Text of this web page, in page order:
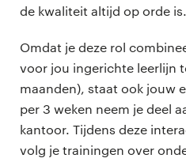
de kwaliteit altijd op orde is.
Omdat je deze rol
voor jou ingerichte leerlijn
maanden), staat ook jouw
per 3 weken neem je deel
kantoor. Tijdens deze
volg je trainingen over